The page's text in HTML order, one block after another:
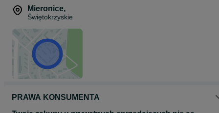
Mieronice,
Świętokrzyskie
PRAWA KONSUMENTA